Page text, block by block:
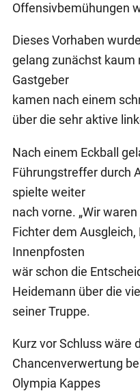
Offensivbemühungen
Dieses Vorhaben
gelang zunächst kaum
Gastgeber
kamen nach einem
über die sehr aktive
Nach einem Eckball
Führungstreffer durch
spielte weiter
nach vorne. „Wir
Fichter dem
Innenpfosten
wär schon die
Heidemann über die
seiner Truppe.
Kurz vor Schluss wäre
Chancenverwertung
Olympia Kappes